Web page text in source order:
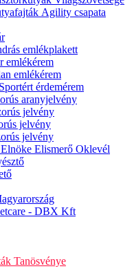
Agility csapata
emlékplakett
emlékérem
emlékérem
érdemérem
aranyjelvény
jelvény
jelvény
jelvény
Elnöke Elismerő Oklevél
- DBX Kft
Tanösvénye